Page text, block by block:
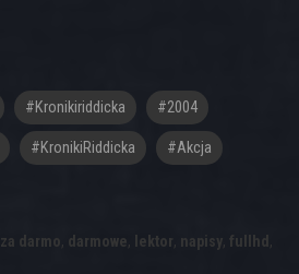
#kronikiriddicka #2004
#KronikiRiddicka #akcja
za darmo, darmowe, lektor, napisy, fullhd ,